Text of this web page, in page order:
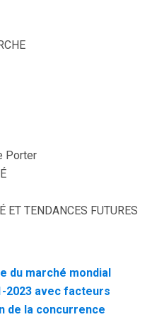
Porter
ET TENDANCES FUTURES
du marché mondial
2023 avec facteurs
de la concurrence